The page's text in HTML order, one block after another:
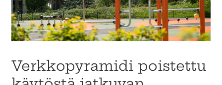
Verkkopyramidi poistettu